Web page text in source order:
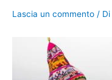
Lascia un commento / Di